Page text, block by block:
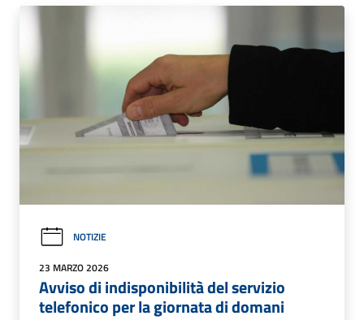
NOTIZIE
23 MARZO 2026
Avviso di indisponibilità del servizio
telefonico per la giornata di domani